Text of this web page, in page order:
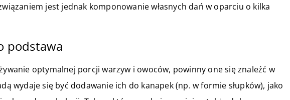
jest jednak komponowanie własnych dań w oparciu o kilka
podstawa
optymalnej porcji warzyw i owoców, powinny one się znaleźć w
wydaje się być dodawanie ich do kanapek (np. w formie słupków), jako